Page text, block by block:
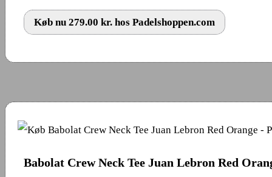
Køb nu 279.00 kr. hos Padelshoppen.com
Babolat Crew Neck Tee Juan Lebron Red